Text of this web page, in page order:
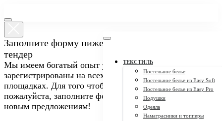
ТЕКСТИЛЬ
Постельное белье
Постельное белье из Easy Soft
Постельное белье из Easy Pro
Подушки
Одеяла
Наматрасники и топперы
Заполните форму ниже, чтобы пригласить нас на
тендер
Мы имеем богатый опыт участия в закупках и
зарегистрированы на всех крупных тендерных
площадках. Для того чтобы пригласить нас на тендер,
пожалуйста, заполните форму ниже. Мы открыты к
новым предложениям!